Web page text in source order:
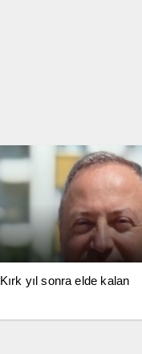
Kırk yıl sonra elde kalan